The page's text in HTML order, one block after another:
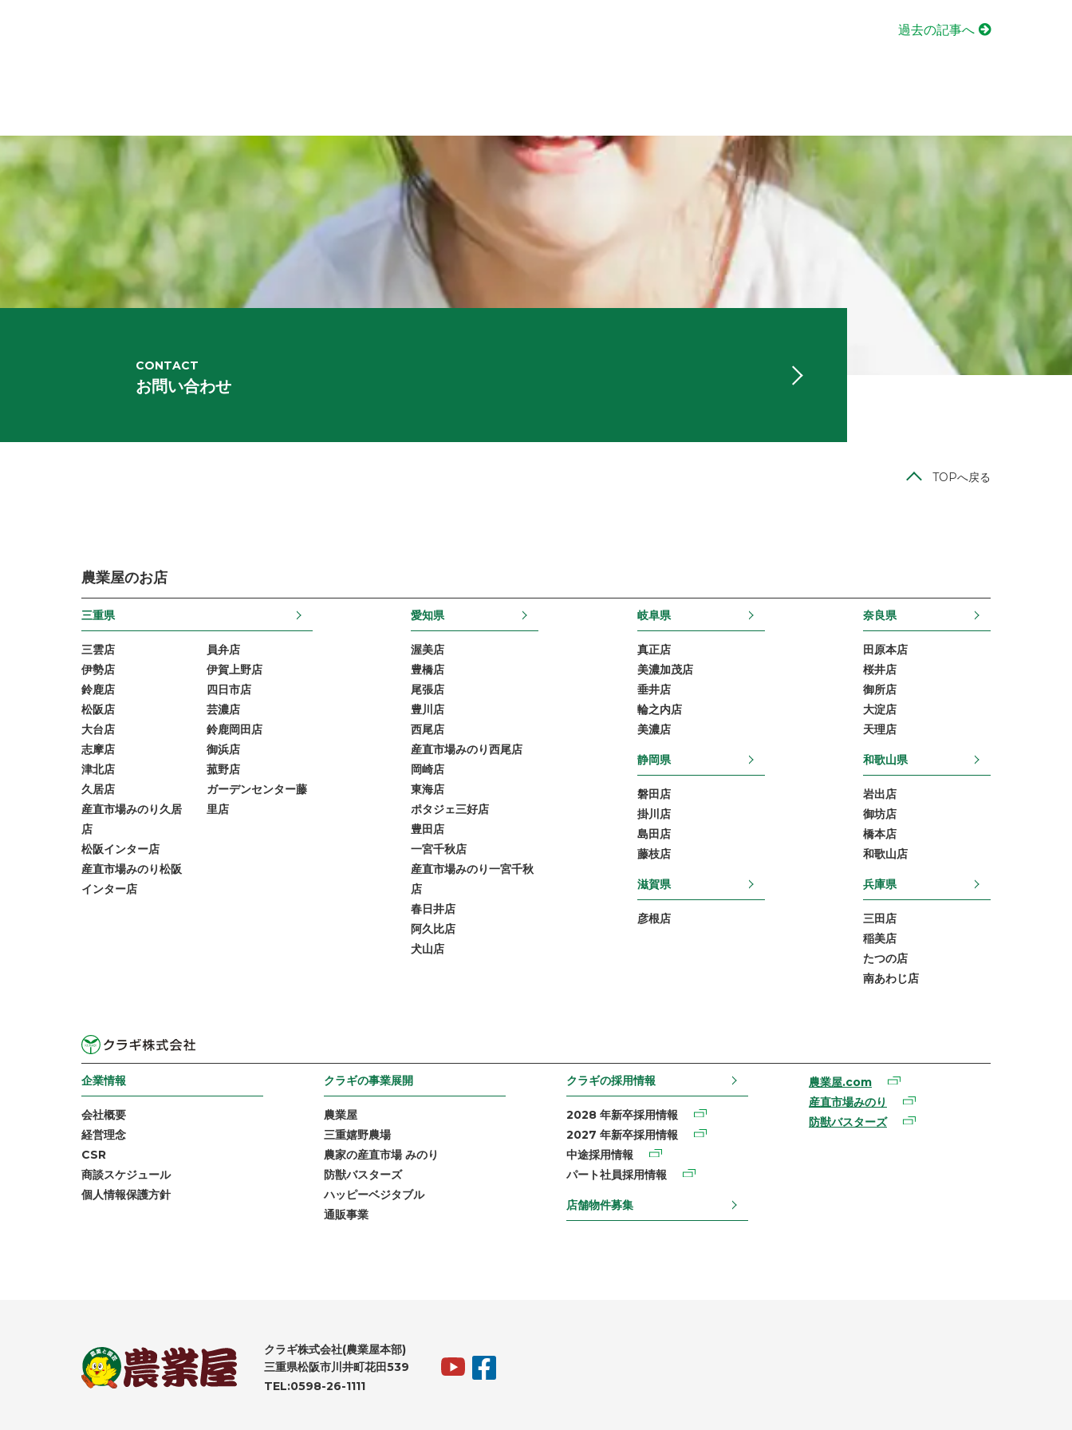
過去の記事へ
CONTACT
お問い合わせ
TOPへ戻る
農業屋のお店
三重県
三雲店
伊勢店
鈴鹿店
松阪店
大台店
志摩店
津北店
久居店
産直市場みのり久居
店
松阪インター店
産直市場みのり松阪
インター店
員弁店
伊賀上野店
四日市店
芸濃店
鈴鹿岡田店
御浜店
菰野店
ガーデンセンター藤
里店
愛知県
渥美店
豊橋店
尾張店
豊川店
西尾店
産直市場みのり西尾店
岡崎店
東海店
ポタジェ三好店
豊田店
一宮千秋店
産直市場みのり一宮千秋
店
春日井店
阿久比店
犬山店
岐阜県
真正店
美濃加茂店
垂井店
輪之内店
美濃店
静岡県
磐田店
掛川店
島田店
藤枝店
滋賀県
彦根店
奈良県
田原本店
桜井店
御所店
大淀店
天理店
和歌山県
岩出店
御坊店
橋本店
和歌山店
兵庫県
三田店
稲美店
たつの店
南あわじ店
企業情報
会社概要
経営理念
CSR
商談スケジュール
個人情報保護方針
クラギの事業展開
農業屋
三重嬉野農場
農家の産直市場 みのり
防獣バスターズ
ハッピーベジタブル
通販事業
クラギの採用情報
2028 年新卒採用情報
2027 年新卒採用情報
中途採用情報
パート社員採用情報
店舗物件募集
農業屋.com
産直市場みのり
防獣バスターズ
クラギ株式会社(農業屋本部)
三重県松阪市川井町花田539
TEL:0598-26-1111